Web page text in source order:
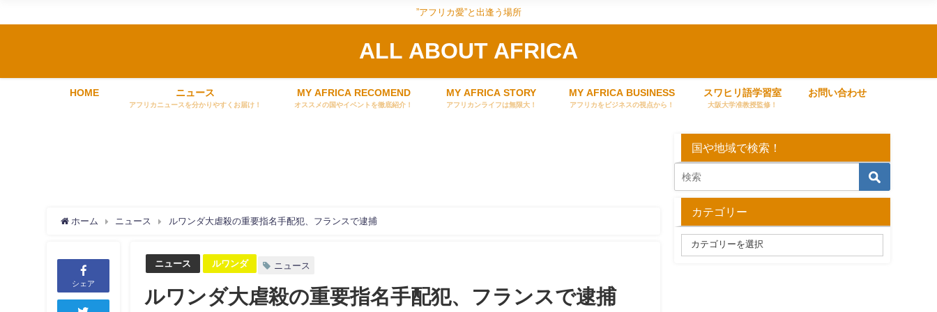
”アフリカ愛”と出逢う場所
ALL ABOUT AFRICA
HOME ニュース
アフリカニュースを分かりやすくお届け！
MY AFRICA RECOMEND
オススメの国やイベントを徹底紹介！
MY AFRICA STORY
アフリカンライフは無限大！
MY AFRICA BUSINESS
アフリカをビジネスの視点から！
スワヒリ語学習室
大阪大学准教授監修！
お問い合わせ
ホーム ニュース ルワンダ大虐殺の重要指名手配犯、フランスで逮捕
シェア
ニュース ルワンダ ニュース
ルワンダ大虐殺の重要指名手配犯、フランスで逮捕
国や地域で検索！
カテゴリー